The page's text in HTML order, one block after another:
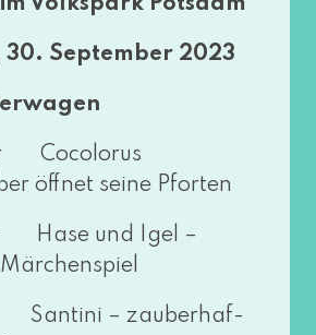
Volkspark Potsdam
30. September 2023
Cocolorus
öff­net sei­ne Pforten
Hase und Igel –
Santini – zau­ber­haf­